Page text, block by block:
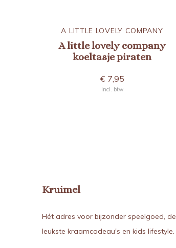
A LITTLE LOVELY COMPANY
A little lovely company
koeltasje piraten
€ 7,95
Incl. btw
Kruimel
Hét adres voor bijzonder speelgoed, de
leukste kraamcadeau's en kids lifestyle.